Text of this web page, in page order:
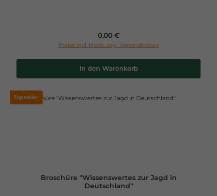
Regulärer Preis:
0,00 €
Preise inkl. MwSt. zzgl. Versandkosten
In den Warenkorb
Topseller
Broschüre "Wissenswertes zur Jagd in
Deutschland"